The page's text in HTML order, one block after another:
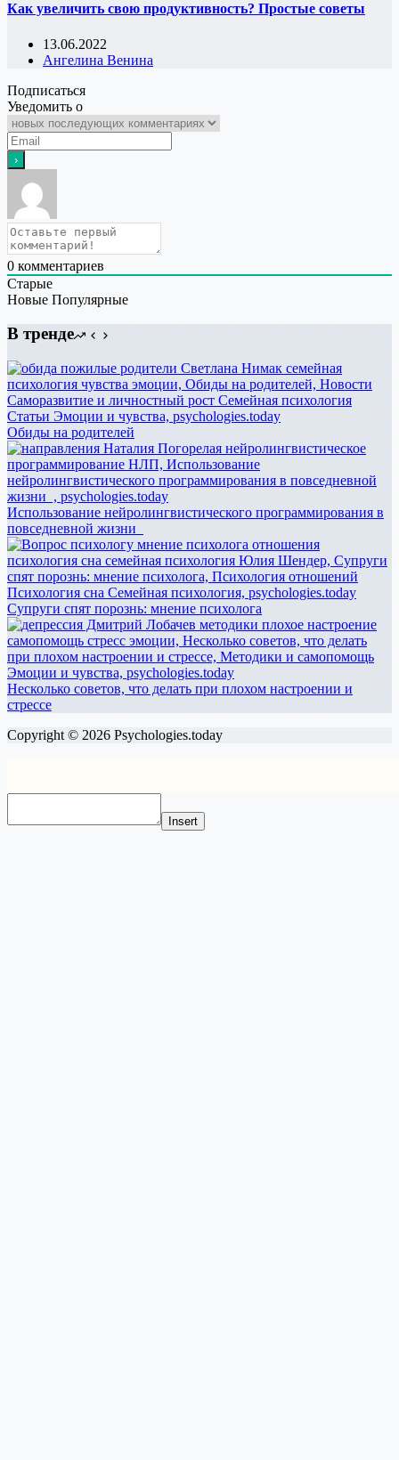
Как увеличить свою продуктивность? Простые советы
13.06.2022
Ангелина Венина
Подписаться
Уведомить о
0 комментариев
Старые
Новые Популярные
В тренде
Обиды на родителей
Использование нейролингвистического программирования в
повседневной жизни
Супруги спят порознь: мнение психолога
Несколько советов, что делать при плохом настроении и
стрессе
Copyright © 2026 Psychologies.today
Insert